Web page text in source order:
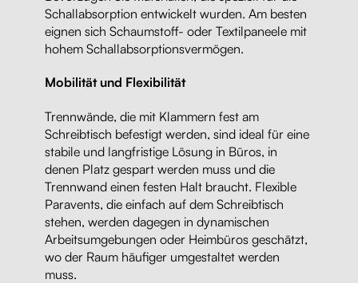
Schallabsorption entwickelt wurden. Am besten
eignen sich Schaumstoff- oder Textilpaneele mit
hohem Schallabsorptionsvermögen.
Mobilität und Flexibilität
Trennwände, die mit Klammern fest am
Schreibtisch befestigt werden, sind ideal für eine
stabile und langfristige Lösung in Büros, in
denen Platz gespart werden muss und die
Trennwand einen festen Halt braucht. Flexible
Paravents, die einfach auf dem Schreibtisch
stehen, werden dagegen in dynamischen
Arbeitsumgebungen oder Heimbüros geschätzt,
wo der Raum häufiger umgestaltet werden
muss.